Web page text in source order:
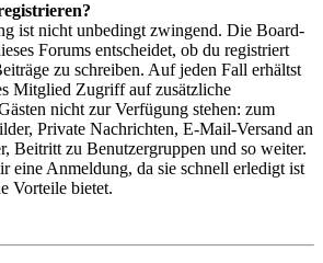
ist nicht unbedingt zwingend. Die Board-
Forums entscheidet, ob du registriert
zu schreiben. Auf jeden Fall erhältst
Mitglied Zugriff auf zusätzliche
nicht zur Verfügung stehen: zum
Private Nachrichten, E-Mail-Versand an
Beitritt zu Benutzergruppen und so weiter.
eine Anmeldung, da sie schnell erledigt ist
Vorteile bietet.